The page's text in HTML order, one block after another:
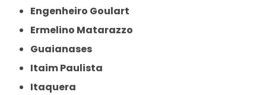
Engenheiro Goulart
Ermelino Matarazzo
Guaianases
Itaim Paulista
Itaquera